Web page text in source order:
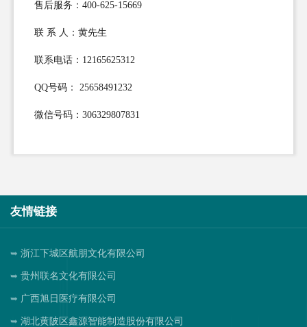
售后服务：400-625-15669
联 系 人：黄先生
联系电话：12165625312
QQ号码： 25658491232
微信号码：306329807831
友情链接
浙江下城区航朋文化有限公司
贵州联名文化有限公司
广西旭日医疗有限公司
湖北黄陂区鑫源智能制造股份有限公司